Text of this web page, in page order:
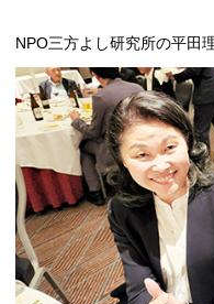
NPO三方よし研究所の平田